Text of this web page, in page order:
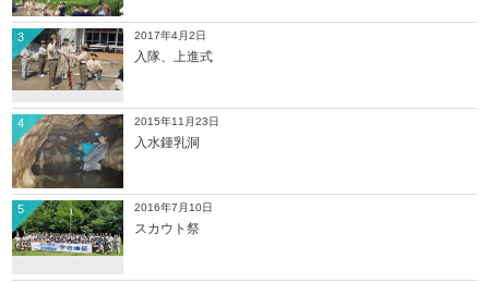
2017年4月2日
入隊、上進式
3
2015年11月23日
入水鍾乳洞
4
2016年7月10日
スカウト祭
5